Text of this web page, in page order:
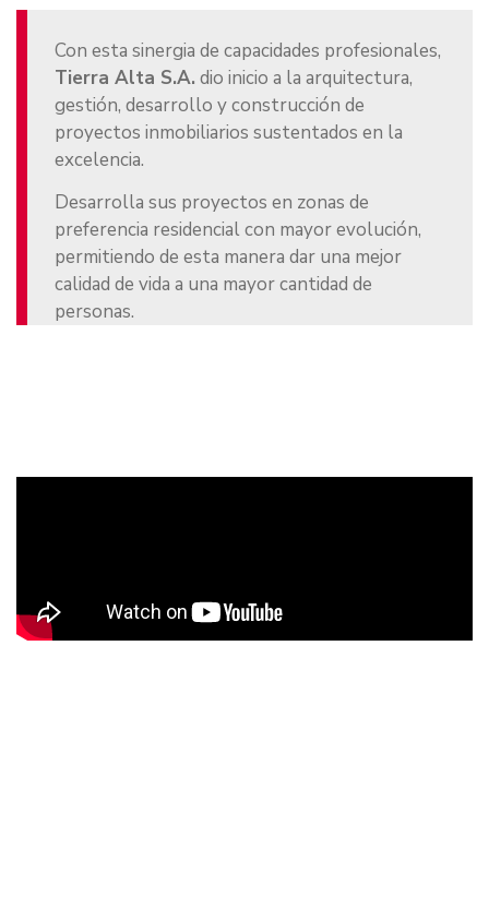
Con esta sinergia de capacidades profesionales,
Tierra Alta S.A. dio inicio a la arquitectura,
gestión, desarrollo y construcción de
proyectos inmobiliarios sustentados en la
excelencia.
Desarrolla sus proyectos en zonas de
preferencia residencial con mayor evolución,
permitiendo de esta manera dar una mejor
calidad de vida a una mayor cantidad de
personas.